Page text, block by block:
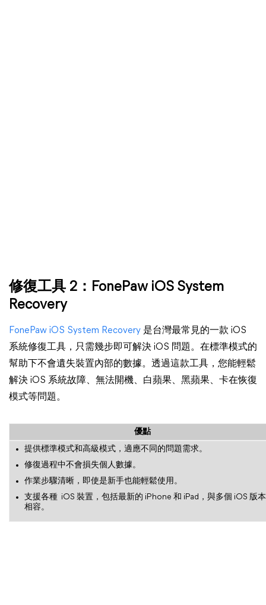
修復工具 2：FonePaw iOS System
Recovery
FonePaw iOS System Recovery 是台灣最常見的一款 iOS
系統修復工具，只需幾步即可解決 iOS 問題。在標準模式的
幫助下不會遺失裝置內部的數據。透過這款工具，您能輕鬆
解決 iOS 系統故障、無法開機、白蘋果、黑蘋果、卡在恢復
模式等問題。
優點
提供標準模式和高級模式，適應不同的問題需求。
修復過程中不會損失個人數據。
作業步驟清晰，即使是新手也能輕鬆使用。
支援各種 iOS 裝置，包括最新的 iPhone 和 iPad，與多個 iOS 版本
相容。